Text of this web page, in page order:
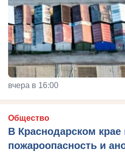
вчера в 16:00
Общество
В Краснодарском крае
пожароопасность и